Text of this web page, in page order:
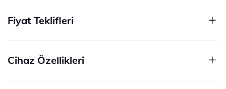
Fiyat Teklifleri
Cihaz Özellikleri